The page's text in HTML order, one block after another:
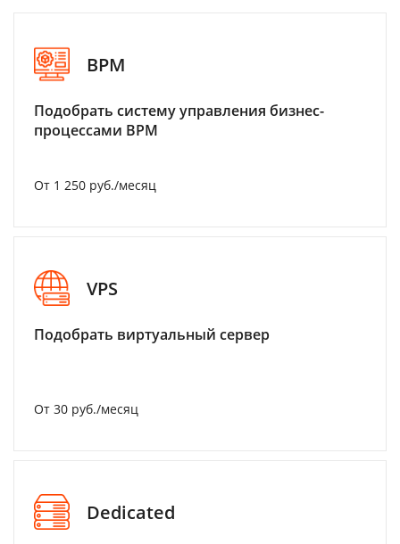
BPM
Подобрать систему управления бизнес-
процессами BPM
От 1 250 руб./месяц
VPS
Подобрать виртуальный сервер
От 30 руб./месяц
Dedicated